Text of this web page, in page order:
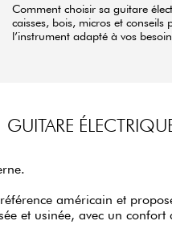
Comment choisir sa guitare
caisses, bois, micros et
l’instrument adapté à vos
GUITARE
américain et
et usinée, avec un